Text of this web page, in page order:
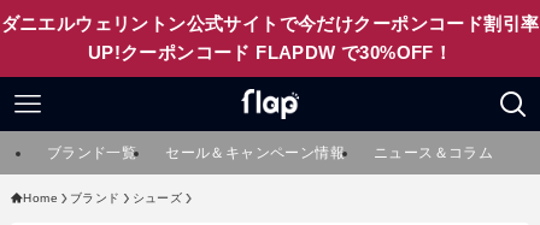
ダニエルウェリントン公式サイトで今だけクーポンコード割引率
UP!クーポンコード FLAPDW で30%OFF！
ブランド一覧 セール＆キャンペーン情報 ニュース＆コラム
Home ブランド シューズ